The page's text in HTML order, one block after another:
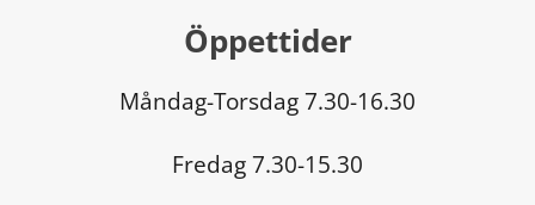
Öppettider
Måndag-Torsdag 7.30-16.30
Fredag 7.30-15.30